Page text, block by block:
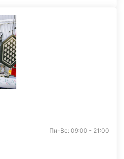
Пн-Вс: 09:00 - 21:00